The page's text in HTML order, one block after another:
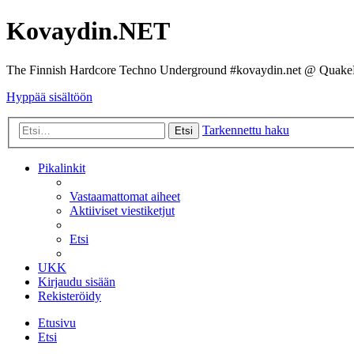
Kovaydin.NET
The Finnish Hardcore Techno Underground #kovaydin.net @
Hyppää sisältöön
Etsi Tarkennettu haku
Pikalinkit
Vastaamattomat aiheet
Aktiiviset viestiketjut
Etsi
UKK
Kirjaudu sisään
Rekisteröidy
Etusivu
Etsi